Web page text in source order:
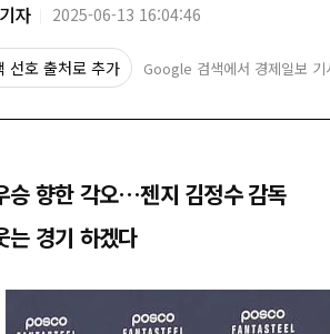
자 2025-06-13 16:04:46
선호 출처로 추가 Google 검색에서 경제일보
승 향한 각오…젠지 김정수 감독
는 경기 하겠다